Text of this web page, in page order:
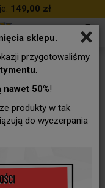
×
sklepu.
przygotowaliśmy
.
nawet 50%!
produkty w tak
do wyczerpania
149,00 zł